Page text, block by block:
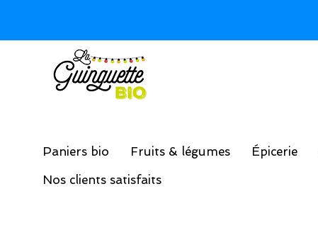
Paniers bio Fruits & légumes Épicerie
Nos clients satisfaits